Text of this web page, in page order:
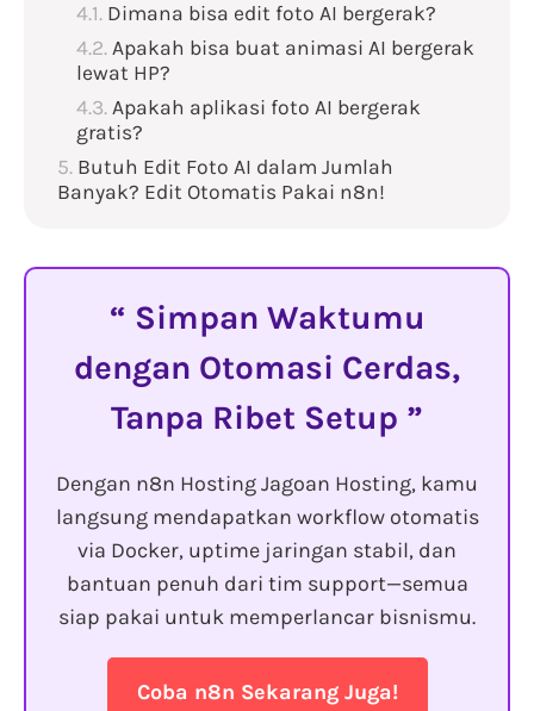
Dimana bisa edit foto AI bergerak?
Apakah bisa buat animasi AI bergerak
lewat HP?
Apakah aplikasi foto AI bergerak
gratis?
Butuh Edit Foto AI dalam Jumlah
Banyak? Edit Otomatis Pakai n8n!
Simpan Waktumu
dengan Otomasi Cerdas,
Tanpa Ribet Setup
Dengan n8n Hosting Jagoan Hosting, kamu
langsung mendapatkan workflow otomatis
via Docker, uptime jaringan stabil, dan
bantuan penuh dari tim support—semua
siap pakai untuk memperlancar bisnismu.
Coba n8n Sekarang Juga!